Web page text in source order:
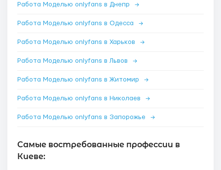
Работа Моделью onlyfans в Днепр →
Работа Моделью onlyfans в Одесса →
Работа Моделью onlyfans в Харьков →
Работа Моделью onlyfans в Львов →
Работа Моделью onlyfans в Житомир →
Работа Моделью onlyfans в Николаев →
Работа Моделью onlyfans в Запорожье →
Самые востребованные профессии в
Киеве: